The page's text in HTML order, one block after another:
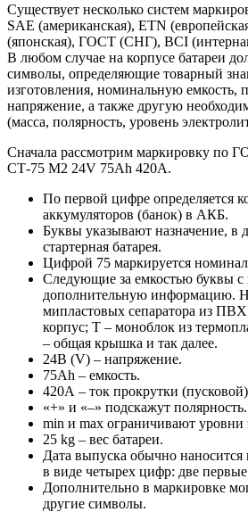
Существует несколько систем
SAE (американская), ETN
(японская), ГОСТ (СНГ), BCI
В любом случае на корпусе батареи
символы, определяющие товарный
изготовления, номинальную емкость,
напряжение, а также другую
(масса, полярность, уровень
Сначала рассмотрим маркировку по
СТ-75 М2 24V 75Ah 420A.
По первой цифре определяется
аккумуляторов (банок) в АКБ.
Буквы указывают назначение, в
стартерная батарея.
Цифрой 75 маркируется
Следующие за емкостью буквы с
дополнительную информацию.
мипластовых сепаратора из
корпус; Т – моноблок из
– общая крышка и так далее.
24В (V) – напряжение.
75Ah – емкость.
420А – ток прокрутки
«+» и «–» подскажут полярность.
min и max ограничивают уровни
25 kg – вес батареи.
Дата выпуска обычно
в виде четырех цифр: две первые
Дополнительно в маркировке
другие символы.